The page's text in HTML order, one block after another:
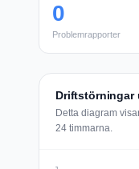
0
Problemrapporter
Driftstörningar
Detta diagram
24 timmarna.